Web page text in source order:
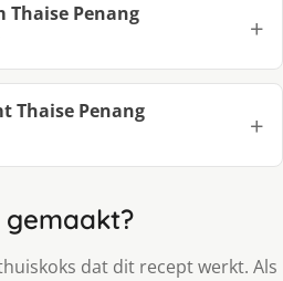
Thaise Penang
Thaise Penang
dat dit recept werkt. Als